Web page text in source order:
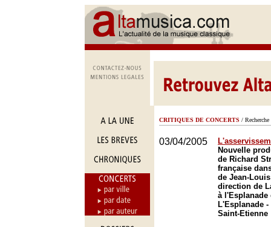
CRITIQUES DE CONCERTS / Recherche
03/04/2005
Nouvelle
de Richard
française
de Jean-
direction de
à l'Esplanade
L'Esplanade -
Saint-Etienne